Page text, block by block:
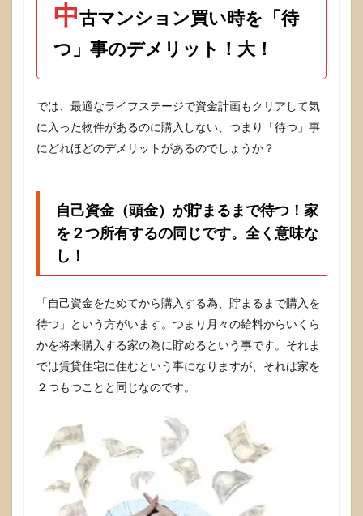
中古マンション買い時を「待
つ」事のデメリット！大！
では、最適なライフステージで資金計画もクリアして気
に入った物件があるのに購入しない、つまり「待つ」事
にどれほどのデメリットがあるのでしょうか？
自己資金（頭金）が貯まるまで待つ！家
を２つ所有するの同じです。全く意味な
し！
「自己資金をためてから購入する為、貯まるまで購入を
待つ」という方がいます。つまり月々の給料からいくら
かを将来購入する家の為に貯めるという事です。それま
では賃貸住宅に住むという事になりますが、それは家を
２つもつことと同じなのです。